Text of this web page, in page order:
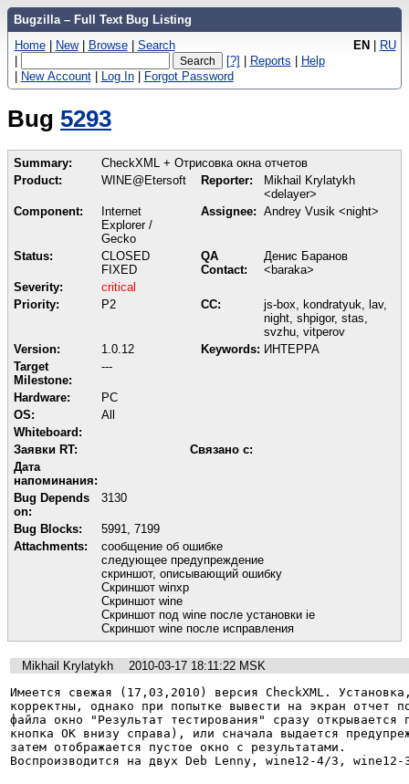
Bugzilla – Full Text Bug Listing
EN | RU
Home | New | Browse | Search
|
[?] | Reports | Help
| New Account | Log In | Forgot Password
Bug 5293
Summary:
CheckXML + Отрисовка окна отчетов
Product:
WINE@Etersoft Reporter:
Mikhail Krylatykh
<delayer>
Component:
Internet
Explorer /
Gecko
Assignee: Andrey Vusik <night>
Status:
CLOSED
FIXED
QA
Contact:
Денис Баранов
<baraka>
Severity:
critical
Priority:
P2 CC:
js-box, kondratyuk, lav,
night, shpigor, stas,
svzhu, vitperov
Version:
1.0.12 Keywords: ИНТЕРРА
Target
Milestone:
---
Hardware:
PC
OS:
All
Whiteboard:
Заявки RT:
Связано с:
Дата
напоминания:
Bug Depends
on:
3130
Bug Blocks: 5991
7199
Attachments:
сообщение об ошибке
следующее предупреждение
скриншот, описывающий ошибку
Скриншот winxp
Скриншот wine
Скриншот под wine после установки ie
Скриншот wine после исправления
Mikhail Krylatykh
2010-03-17 18:11:22 MSK
Имеется свежая (17,03,2010) версия CheckXML.
корректны, однако при попытке вывести на экран отчет
файла окно "Результат тестирования" сразу открывается
кнопка ОК внизу справа), или сначала выдается
затем отображается пустое окно с результатами.
Воспроизводится на двух Deb Lenny, wine12-4/3,